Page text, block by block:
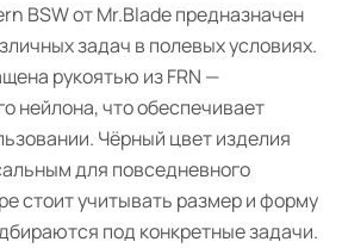
BSW от Mr.Blade предназначен
задач в полевых условиях.
рукоятью из FRN —
нейлона, что обеспечивает
Чёрный цвет изделия
для повседневного
стоит учитывать размер и форму
под конкретные задачи.